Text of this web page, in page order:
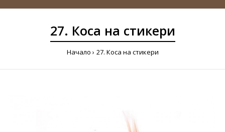
27. Коса на стикери
Начало 27. Коса на стикери